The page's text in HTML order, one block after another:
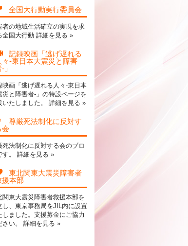
全国大行動実行委員会
者の地域生活確立の実現を求
全国大行動 詳細を見る »
記録映画「逃げ遅れる
々-東日本大震災と障害
」
映画「逃げ遅れる人々-東日本
災と障害者-」の特設ページを
いたしました。 詳細を見る »
尊厳死法制化に反対す
会
死法制化に反対する会のブロ
す。 詳細を見る »
東北関東大震災障害者
援本部
関東大震災障害者救援本部を
し、東京事務局をJIL内に設置
しました。支援募金にご協力
さい。 詳細を見る »